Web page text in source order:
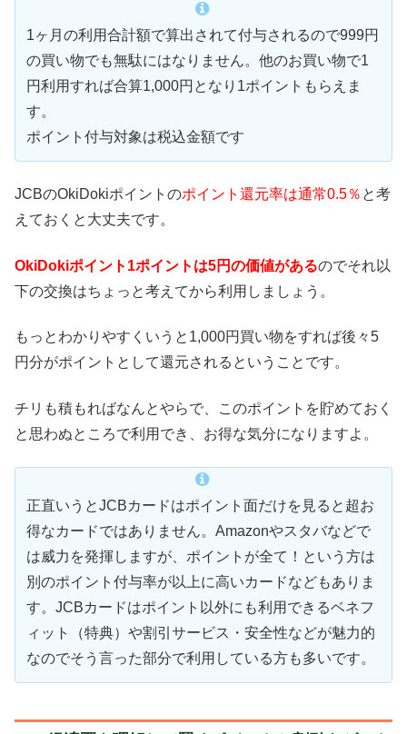
1ヶ月の利用合計額で算出されて付与されるので999円
の買い物でも無駄にはなりません。他のお買い物で1
円利用すれば合算1,000円となり1ポイントもらえま
す。
ポイント付与対象は税込金額です
JCBのOkiDokiポイントのポイント還元率は通常0.5％ と考
えておくと大丈夫です。
OkiDokiポイント1ポイントは5円の価値があるのでそれ以
下の交換はちょっと考えてから利用しましょう。
もっとわかりやすくいうと1,000円買い物をすれば後々5
円分がポイントとして還元されるということです。
チリも積もればなんとやらで、このポイントを貯めておく
と思わぬところで利用でき、お得な気分になりますよ。
正直いうとJCBカードはポイント面だけを見ると超お
得なカードではありません。Amazonやスタバなどで
は威力を発揮しますが、ポイントが全て！という方は
別のポイント付与率が以上に高いカードなどもありま
す。JCBカードはポイント以外にも利用できるベネフ
ィット（特典）や割引サービス・安全性などが魅力的
なのでそう言った部分で利用している方も多いです。